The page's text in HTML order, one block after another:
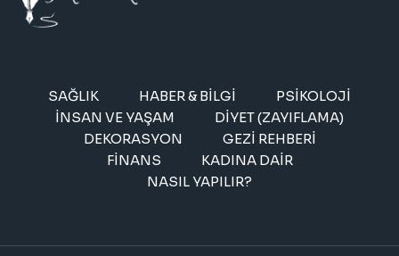
SAĞLIK HABER & BILGI
PSIKOLOJI
İNSAN VE YAŞAM
DIYET (ZAYIFLAMA)
DEKORASYON
GEZI REHBERI
FINANS
KADINA DAIR
NASIL YAPILIR?